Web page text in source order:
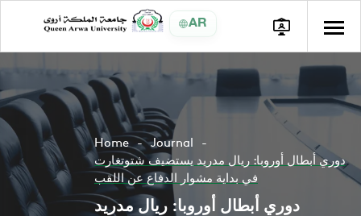
AR
Home
Journal
دوري أبطال أوروبا: ريال مدريد يستضيف شتوتغارت
في بداية مشوار الدفاع عن اللقب
دوري أبطال أوروبا: ريال مدريد